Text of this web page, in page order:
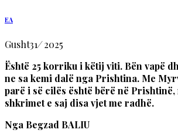
EA
Gusht31/2025
Është 25 korriku i këtij viti. Bën vapë
ne sa kemi dalë nga Prishtina. Me
parë i së cilës është bërë në
shkrimet e saj disa vjet me radhë.
Nga Begzad BALIU